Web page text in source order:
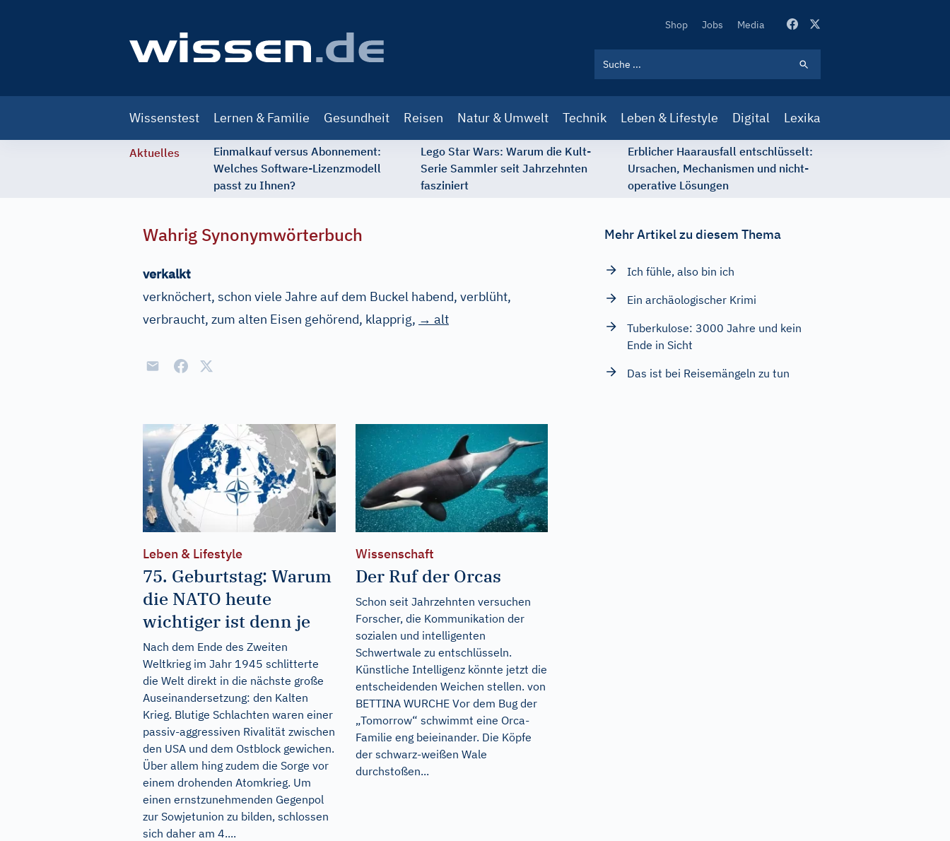
Secondary
Shop Jobs Media
navigation
Wissenstest Lernen & Familie Gesundheit Reisen Natur & Umwelt Technik Leben & Lifestyle Digital Lexika
Aktuelles
Einmalkauf versus Abonnement:
Welches Software-Lizenzmodell
passt zu Ihnen?
Lego Star Wars: Warum die Kult-
Serie Sammler seit Jahrzehnten
fasziniert
Erblicher Haarausfall entschlüsselt:
Ursachen, Mechanismen und nicht-
operative Lösungen
Wahrig Synonymwörterbuch
verkalkt
verknöchert, schon viele Jahre auf dem Buckel habend, verblüht,
verbraucht, zum alten Eisen gehörend, klapprig, → alt
Leben & Lifestyle
75. Geburtstag: Warum
die NATO heute
wichtiger ist denn je
Nach dem Ende des Zweiten
Weltkrieg im Jahr 1945 schlitterte
die Welt direkt in die nächste große
Auseinandersetzung: den Kalten
Krieg. Blutige Schlachten waren einer
passiv-aggressiven Rivalität zwischen
den USA und dem Ostblock gewichen.
Über allem hing zudem die Sorge vor
einem drohenden Atomkrieg. Um
einen ernstzunehmenden Gegenpol
zur Sowjetunion zu bilden, schlossen
sich daher am 4....
Wissenschaft
Der Ruf der Orcas
Schon seit Jahrzehnten versuchen
Forscher, die Kommunikation der
sozialen und intelligenten
Schwertwale zu entschlüsseln.
Künstliche Intelligenz könnte jetzt die
entscheidenden Weichen stellen. von
BETTINA WURCHE Vor dem Bug der
„Tomorrow“ schwimmt eine Orca-
Familie eng beieinander. Die Köpfe
der schwarz-weißen Wale
durchstoßen...
Mehr Artikel zu diesem Thema
Ich fühle, also bin ich
Ein archäologischer Krimi
Tuberkulose: 3000 Jahre und kein
Ende in Sicht
Das ist bei Reisemängeln zu tun